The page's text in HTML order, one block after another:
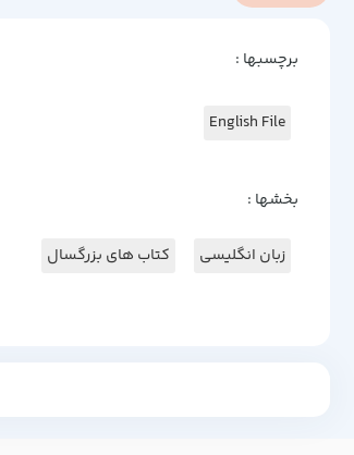
برچسبها :
English File
بخشها :
زبان انگلیسی کتاب های بزرگسال